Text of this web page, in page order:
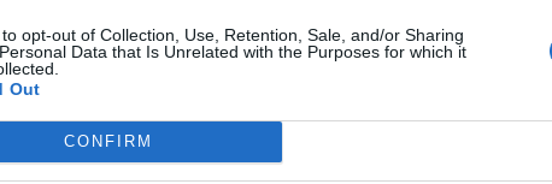
opt-out of Collection, Use, Retention, Sale, and/or Sharing
Data that Is Unrelated with the Purposes for which it
Out
CONFIRM